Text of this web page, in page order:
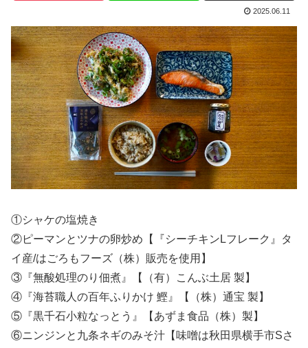
2025.06.11
①シャケの塩焼き
②ピーマンとツナの卵炒め【『シーチキンLフレーク』タ
イ産/はごろもフーズ（株）販売を使用】
③『無酸処理のり佃煮』【（有）こんぶ土居 製】
④『海苔職人の百年ふりかけ 鰹』【（株）通宝 製】
⑤『黒千石小粒なっとう』【あずま食品（株）製】
⑥ニンジンと九条ネギのみそ汁【味噌は秋田県横手市Sさ